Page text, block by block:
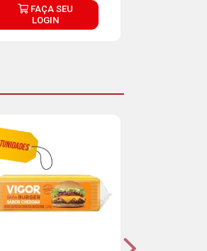
FAÇA SEU
LOGIN